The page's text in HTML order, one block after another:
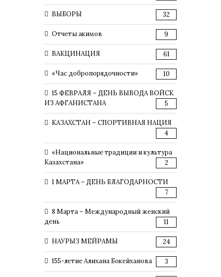
ВЫБОРЫ 32
Отчеты акимов 9
ВАКЦИНАЦИЯ 61
«Час добропорядочности» 10
15 ФЕВРАЛЯ – ДЕНЬ ВЫВОДА ВОЙСК
ИЗ АФГАНИСТАНА
5
КАЗАХСТАН – СПОРТИВНАЯ НАЦИЯ
4
«Национальные традиции и культура
Казахстана»
2
1 МАРТА – ДЕНЬ БЛАГОДАРНОСТИ
7
8 Марта – Международный женский
день
11
НАУРЫЗ МЕЙРАМЫ 24
155-летие Алихана Бокейханова 3